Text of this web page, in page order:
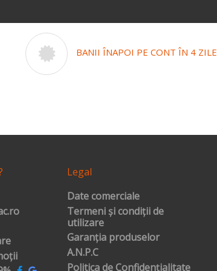
BANII ÎNAPOI PE CONT ÎN 4 ZILE
Legal
Date comerciale
Termeni și condiții de
utilizare
Garanția produselor
A.N.P.C
Politica de Confidențialitate